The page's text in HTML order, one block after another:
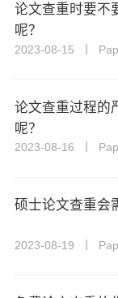
论文查重时要不
呢？
2023-08-15 丨
论文查重过程的
呢？
2023-08-16 丨
硕士论文查重会
2023-08-19 丨